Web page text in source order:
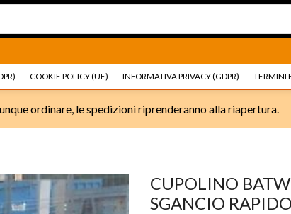
COOKIE POLICY (UE) INFORMATIVA PRIVACY (GDPR) TERMINI
e accessori Moto Go shop Ricambi e
ordinare, le spedizioni riprenderanno alla riapertura.
CUPOLINO
SGANCIO